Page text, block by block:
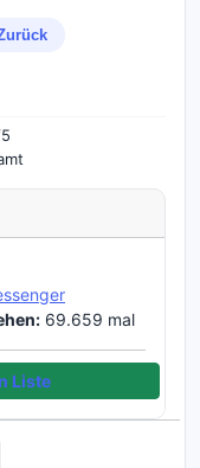
69.659 mal
Liste